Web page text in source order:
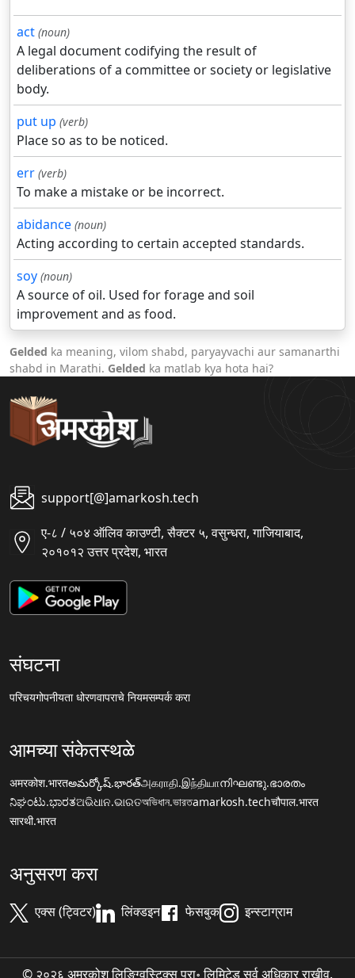
act (noun)
A legal document codifying the result of
deliberations of a committee or society or legislative
body.
put up (verb)
Place so as to be noticed.
err (verb)
To make a mistake or be incorrect.
abidance (noun)
Acting according to certain accepted standards.
soy (noun)
A source of oil. Used for forage and soil
improvement and as food.
Gelded ka meaning, vilom shabd, paryayvachi aur samanarthi
shabd in Marathi. Gelded ka matlab kya hota hai?
support[@]amarkosh.tech
ए-८ / ५०४ ऑलिव काउण्टी, सैक्टर ५, वसुन्धरा, गाजियाबाद,
२०१०१२ उत्तर प्रदेश, भारत
संघटना
परिचयगोपनीयता धोरणवापराचे नियमसम्पर्क करा
आमच्या संकेतस्थळे
अमरकोश.भारतఅమర్కోష్.భారత్அகராதி.இந்தியாനിഘണ്ടു.ഭാരതം
ನಿಘಂಟು.ಭಾರತଅଭିଧାନ.ଭାରତঅভিধান.ভারতamarkosh.techचौपाल.भारत
सारथी.भारत
अनुसरण करा
एक्स (ट्विटर) लिंक्डइन फेसबुक इन्स्टाग्राम
© २०२६ अमरकोश लिङ्ग्विस्टिक्स प्रा॰ लिमिटेड सर्व अधिकार राखीव.